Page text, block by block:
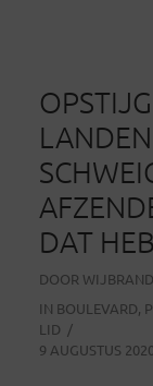
DAT
DOOR
IN BOULEVARD,
LID
9 AUGUSTUS